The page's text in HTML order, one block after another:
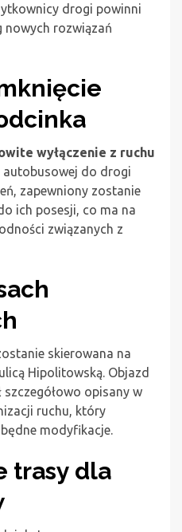
drogi powinni
nowych rozwiązań
wyłączenie z ruchu
do drogi
zapewniony zostanie
ich posesji, co ma na
związanych z
skierowana na
Hipolitowską. Objazd
opisany w
ruchu, który
modyfikacje.
trasy dla